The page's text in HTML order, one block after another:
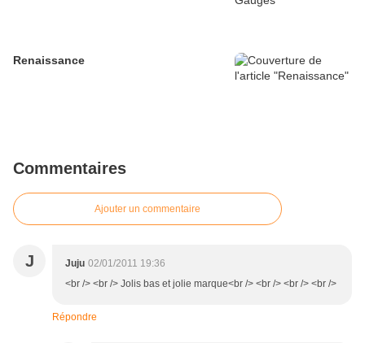
Renaissance
Commentaires
Ajouter un commentaire
J Juju 02/01/2011 19:36
<br /> <br /> Jolis bas et jolie marque<br /> <br /> <br /> <br />
Répondre